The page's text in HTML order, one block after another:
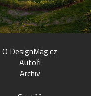
O DesignMag.cz
Autoři
Archiv